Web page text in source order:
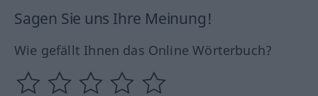
Sagen Sie uns Ihre Meinung!
Wie gefällt Ihnen das Online Wörterbuch?